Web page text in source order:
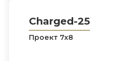
Charged-25
Проект 7х8